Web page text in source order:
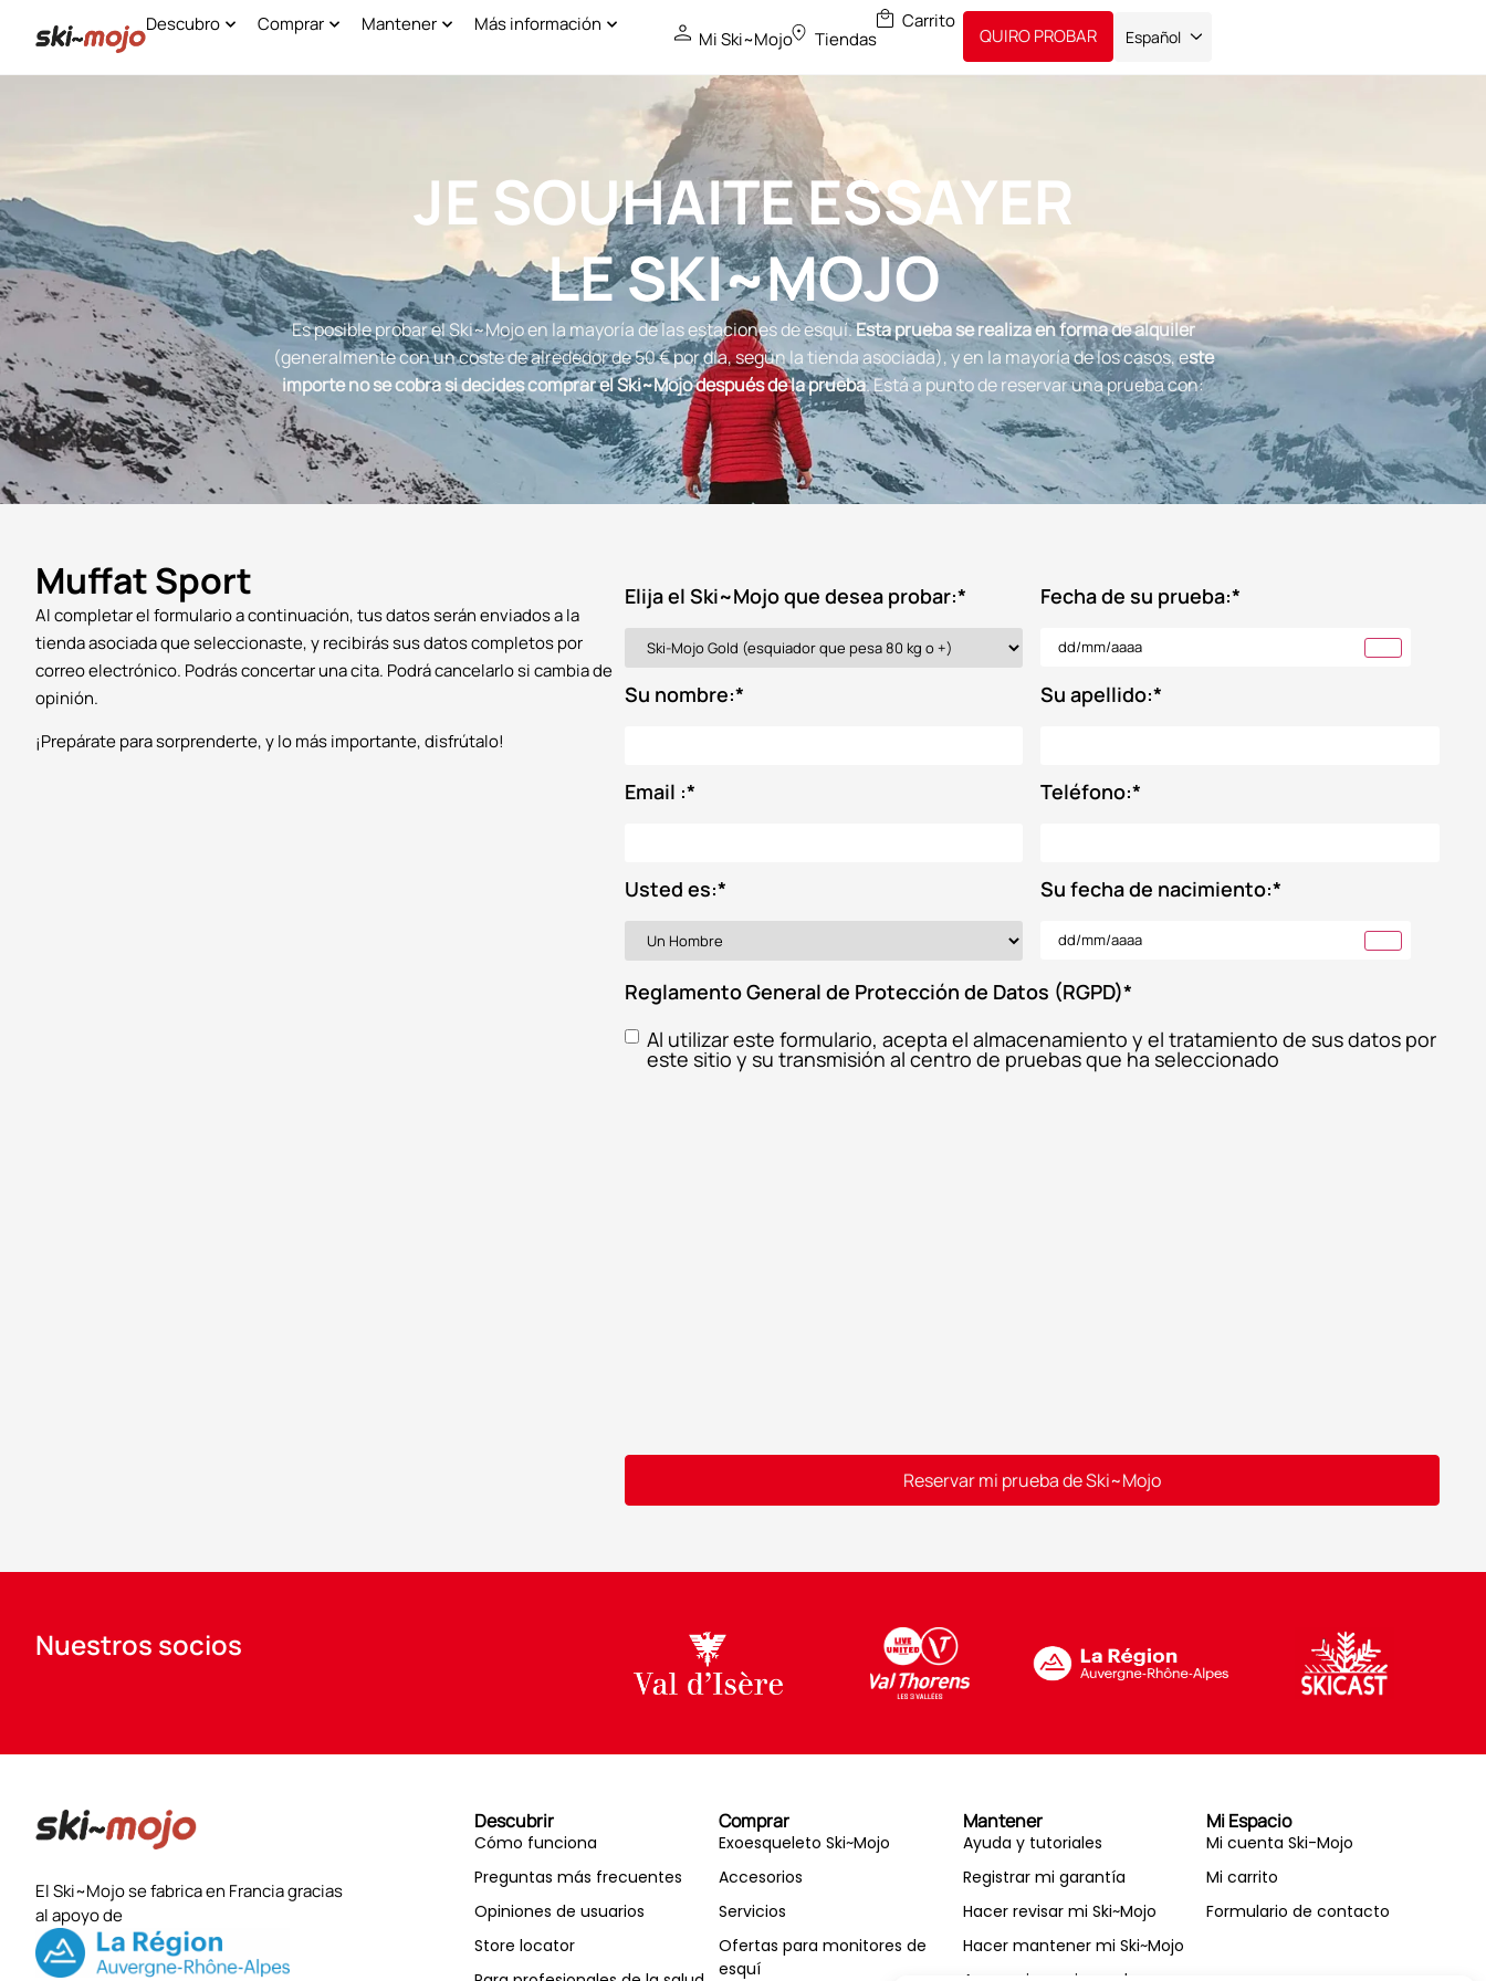
Descubro Comprar Mantener Más información
Mi Ski~Mojo Tiendas QUIRO PROBAR Español
JE SOUHAITE ESSAYER
LE SKI~MOJO
Es posible probar el Ski~Mojo en la mayoría de las estaciones de esquí.Esta prueba se realiza en forma de alquiler
(generalmente con un coste de alrededor de 50 € por día, según la tienda asociada), y en la mayoría de los casos, este
importe no se cobra si decides comprar el Ski~Mojo después de la prueba. Está a punto de reservar una prueba con:
Muffat Sport
Al completar el formulario a continuación, tus datos serán enviados a la
tienda asociada que seleccionaste, y recibirás sus datos completos por
correo electrónico. Podrás concertar una cita. Podrá cancelarlo si cambia de
opinión.
¡Prepárate para sorprenderte, y lo más importante, disfrútalo!
Elija el Ski~Mojo que desea probar:* Fecha de su prueba:*
Su nombre:* Su apellido:*
Email :* Teléfono:*
Usted es:* Su fecha de nacimiento:*
Reglamento General de Protección de Datos (RGPD)*
Al utilizar este formulario, acepta el almacenamiento y el tratamiento de sus datos por
este sitio y su transmisión al centro de pruebas que ha seleccionado
Reservar mi prueba de Ski~Mojo
Nuestros socios
El Ski~Mojo se fabrica en Francia gracias
al apoyo de
Descubrir
Cómo funciona
Preguntas más frecuentes
Opiniones de usuarios
Store locator
Comprar
Exoesqueleto Ski~Mojo
Accesorios
Servicios
Ofertas para monitores de
esquí
Mantener
Ayuda y tutoriales
Registrar mi garantía
Hacer revisar mi Ski~Mojo
Hacer mantener mi Ski~Mojo
Mi Espacio
Mi cuenta Ski-Mojo
Mi carrito
Formulario de contacto